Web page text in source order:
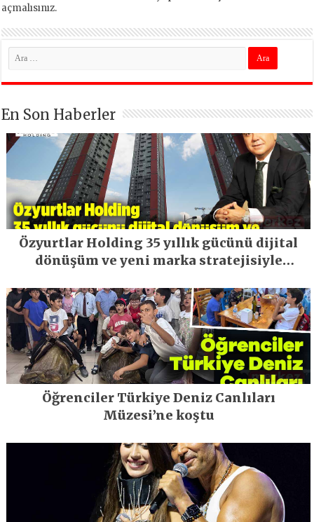
açmalısınız.
En Son Haberler
Özyurtlar Holding 35 yıllık gücünü dijital
dönüşüm ve yeni marka stratejisiyle
Öğrenciler Türkiye Deniz Canlıları
Müzesi’ne koştu